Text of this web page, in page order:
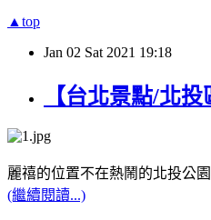
▲top
Jan 02 Sat 2021 19:18
【台北景點/北
麗禧的位置不在熱鬧的北投公
(繼續閱讀...)